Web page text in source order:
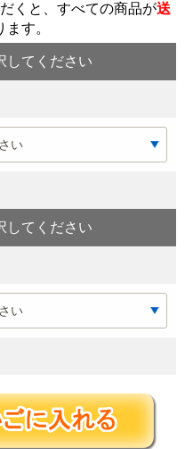
くと、すべての商品が送
ます。
してください
してください